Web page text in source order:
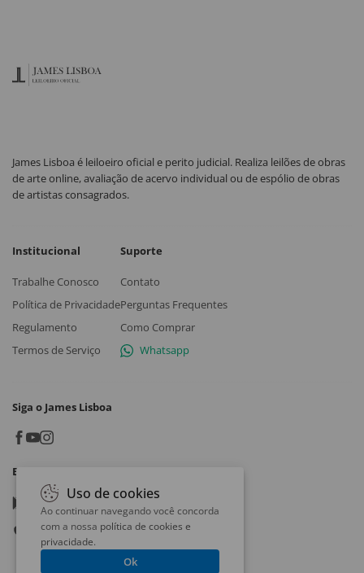
James Lisboa é leiloeiro oficial e perito judicial. Realiza leilões de obras
de arte online, avaliação de acervo individual ou de espólio de obras
de artistas consagrados.
Institucional
Trabalhe Conosco
Política de Privacidade
Regulamento
Termos de Serviço
Suporte
Contato
Perguntas Frequentes
Como Comprar
Whatsapp
Siga o James Lisboa
Baixe o App
Google play
App store
Uso de cookies
Ao continuar navegando você concorda
com a nossa política de cookies e
privacidade.
Ok